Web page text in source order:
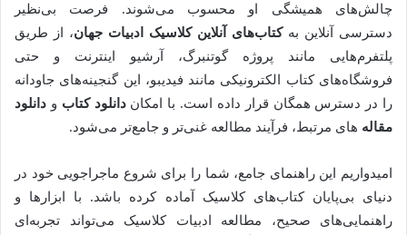
چالش‌های همیشگی او محسوب می‌شوند. فرصت بی‌نظیر
دسترسی آنلاین بهکتاب‌های آنلاین کلاسیک ادبیات جهان، از طریق
پلتفرم‌هایی مانند پروژه گوتنبرگ، آرشیو اینترنت و حتی
فروشگاه‌های کتاب الکترونیکی مانند فیدیبو، این گنجینه‌های جاودانه
را در دسترس همگان قرار داده است. با امکاندانلود کتاب و دانلود
مقاله های مرتبط، فرآیند مطالعه غنی‌تر و جامع‌تر می‌شود.
امیدواریم این راهنمای جامع، شما را برای شروع ماجراجویی خود در
دنیای بی‌پایان کتاب‌های کلاسیک آماده کرده باشد. با ابزارها و
راهنمایی‌های صحیح، مطالعه ادبیات کلاسیک می‌تواند تجربه‌ای